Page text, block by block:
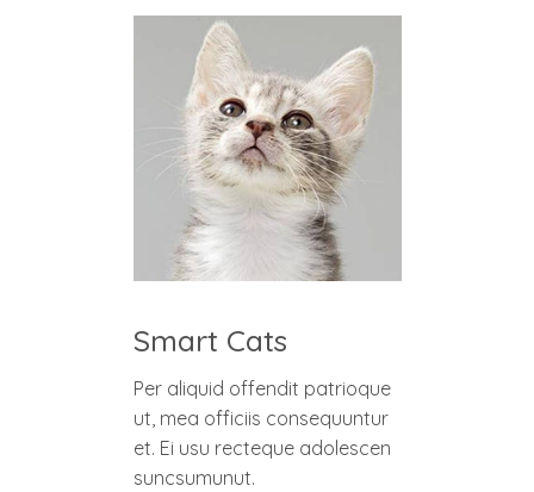
Smart Cats
Per aliquid offendit patrioque
ut, mea officiis consequuntur
et. Ei usu recteque adolescen
suncsumunut.